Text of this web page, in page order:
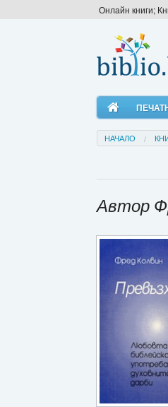
Онлайн книги;
НАЧАЛО
Автор